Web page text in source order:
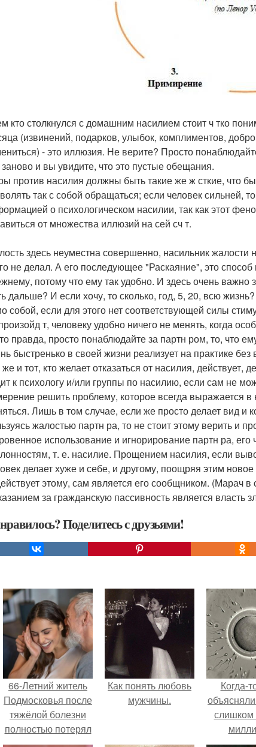
кто столкнулся с домашним насилием стоит ч тко
(извинений, подарков, улыбок, комплиментов,
- это иллюзия. Не верите? Просто
заново и вы увидите, что это пустые обещания.
против насилия должны быть такие же ж сткие, что
так с собой обращаться; если человек сильней,
о психологическом насилии, так как этот
от множества иллюзий на сей сч т.
здесь неуместна совершенно, насильник
не делал. А его последующее "Раскаяние", это
потому что ему так удобно. И здесь очень важно
дальше? И если хочу, то сколько, год, 5, 20, всю
собой, если для этого нет соответствующей силы
т, человеку удобно ничего не менять, когда
правда, просто понаблюдайте за партн ром, то, что
быстренько в своей жизни реализует на практике
же и тот, кто желает отказаться от насилия,
к психологу и/или группы по насилию, если сам не
решить проблему, которое всегда выражается в
Лишь в том случае, если же просто делает вид и
жалостью партн ра, то не стоит этому верить и
использование и игнорирование партн ра,
т. е. насилие. Прощением насилия, если
делает хуже и себе, и другому, поощряя этим
этому, сам является его сообщником. (Марач в
за гражданскую пассивность является власть
Поделитесь с друзьями!
66-Летний житель
Подмосковья после
тяжёлой болезни
полностью потерял
потенцию, но
Как понять любовь
мужчины.
Когда-
слишком